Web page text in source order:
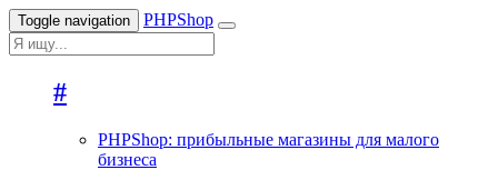
Toggle navigation PHPShop
#
PHPShoр: прибыльные магазины для малого
бизнеса